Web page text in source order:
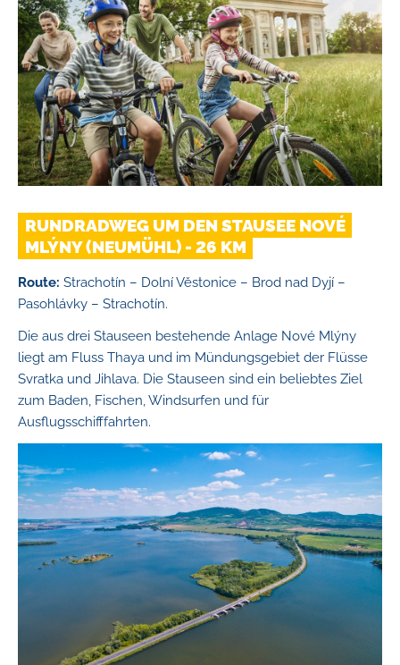
RUNDRADWEG UM DEN STAUSEE NOVÉ
MLÝNY (NEUMÜHL) - 26 KM
Route: Strachotín – Dolní Věstonice – Brod nad Dyjí –
Pasohlávky – Strachotín.
Die aus drei Stauseen bestehende Anlage Nové Mlýny
liegt am Fluss Thaya und im Mündungsgebiet der Flüsse
Svratka und Jihlava. Die Stauseen sind ein beliebtes Ziel
zum Baden, Fischen, Windsurfen und für
Ausflugsschifffahrten.